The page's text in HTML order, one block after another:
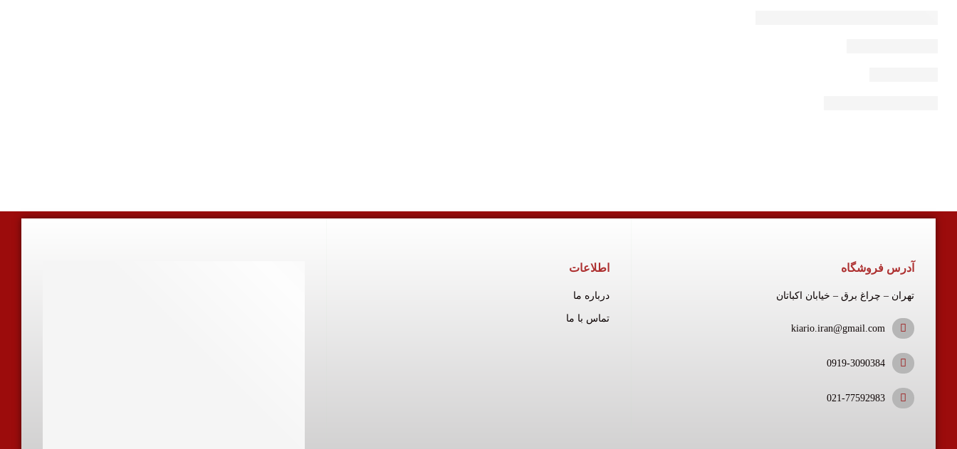
آدرس فروشگاه
تهران – چراغ برق – خیابان اکباتان
kiario.iran@gmail.com
0919-3090384
021-77592983
اطلاعات
درباره ما
تماس با ما